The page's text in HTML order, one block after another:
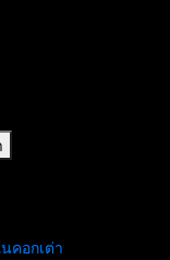
คอกเต่า